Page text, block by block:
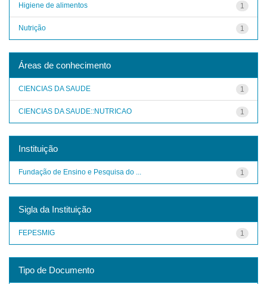
1
Higiene de alimentos
1
Nutrição
Áreas de conhecimento
1
CIENCIAS DA SAUDE
1
CIENCIAS DA SAUDE::NUTRICAO
Instituição
1
Fundação de Ensino e Pesquisa do ...
Sigla da Instituição
1
FEPESMIG
Tipo de Documento